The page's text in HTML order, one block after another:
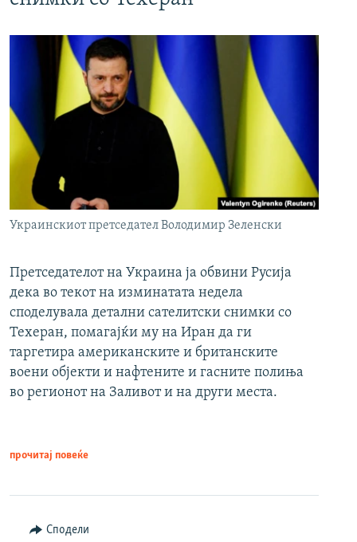
Украинскиот претседател Володимир Зеленски
Претседателот на Украина ја обвини Русија
дека во текот на изминатата недела
споделувала детални сателитски снимки со
Техеран, помагајќи му на Иран да ги
таргетира американските и британските
воени објекти и нафтените и гасните полиња
во регионот на Заливот и на други места.
прочитај повеќе
Сподели